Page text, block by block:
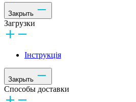
Закрыть
Загрузки
Інструкція
Закрыть
Способы доставки